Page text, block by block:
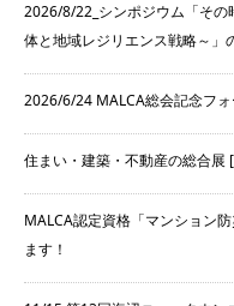
2026/8/22_シンポジウム「そ
体と地域レジリエンス戦略～」
2026/6/24 MALCA総会記念フ
住まい・建築・不動産の総合展
MALCA認定資格「マンション
ます！